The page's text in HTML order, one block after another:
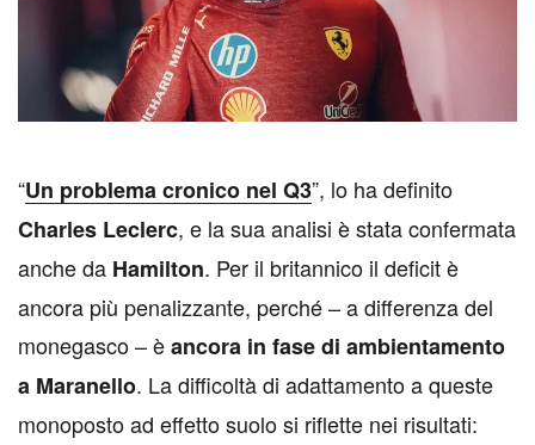
“Un problema cronico nel Q3”, lo ha definito
Charles Leclerc, e la sua analisi è stata confermata
anche da Hamilton. Per il britannico il deficit è
ancora più penalizzante, perché – a differenza del
monegasco – èancora in fase di ambientamento
a Maranello. La difficoltà di adattamento a queste
monoposto ad effetto suolo si riflette nei risultati: